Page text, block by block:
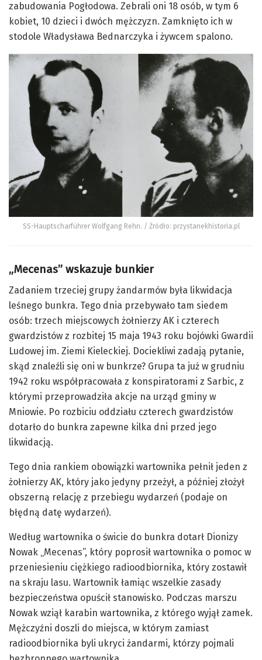
zabudowania Pogłodowa. Zebrali oni 18 osób, w tym 6
kobiet, 10 dzieci i dwóch mężczyzn. Zamknięto ich w
stodole Władysława Bednarczyka i żywcem spalono.
SS-Hauptscharführer Wolfgang Rehn. / Źródło: przystanekhistoria.pl
„Mecenas” wskazuje bunkier
Zadaniem trzeciej grupy żandarmów była likwidacja
leśnego bunkra. Tego dnia przebywało tam siedem
osób: trzech miejscowych żołnierzy AK i czterech
gwardzistów z rozbitej 15 maja 1943 roku bojówki Gwardii
Ludowej im. Ziemi Kieleckiej. Dociekliwi zadają pytanie,
skąd znaleźli się oni w bunkrze? Grupa ta już w grudniu
1942 roku współpracowała z konspiratorami z Sarbic, z
którymi przeprowadziła akcje na urząd gminy w
Mniowie. Po rozbiciu oddziału czterech gwardzistów
dotarło do bunkra zapewne kilka dni przed jego
likwidacją.
Tego dnia rankiem obowiązki wartownika pełnił jeden z
żołnierzy AK, który jako jedyny przeżył, a później złożył
obszerną relację z przebiegu wydarzeń (podaje on
błędną datę wydarzeń).
Według wartownika o świcie do bunkra dotarł Dionizy
Nowak „Mecenas”, który poprosił wartownika o pomoc w
przeniesieniu ciężkiego radioodbiornika, który zostawił
na skraju lasu. Wartownik łamiąc wszelkie zasady
bezpieczeństwa opuścił stanowisko. Podczas marszu
Nowak wziął karabin wartownika, z którego wyjął zamek.
Mężczyźni doszli do miejsca, w którym zamiast
radioodbiornika byli ukryci żandarmi, którzy pojmali